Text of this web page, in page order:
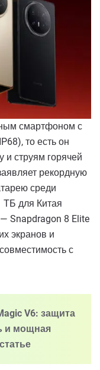
смартфоном с
то есть он
и струям горячей
рекордную
среди
ТБ для Китая
Snapdragon 8 Elite
экранов и
с
V6: защита
и мощная